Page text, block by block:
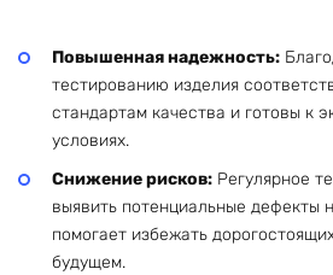
Повышенная надежность:
тестированию изделия
стандартам качества и готовы к
условиях.
Снижение рисков: Регулярное
выявить потенциальные дефекты
помогает избежать
будущем.